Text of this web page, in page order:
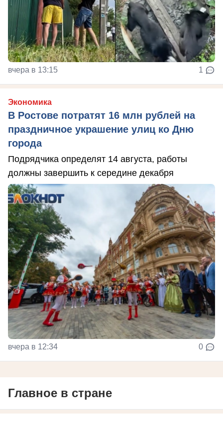
вчера в 13:15 1
Экономика
В Ростове потратят 16 млн рублей на
праздничное украшение улиц ко Дню
города
Подрядчика определят 14 августа, работы
должны завершить к середине декабря
вчера в 12:34 0
Главное в стране